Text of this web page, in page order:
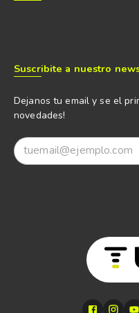
Suscribite a nuestro
Dejanos tu email y se el
novedades!